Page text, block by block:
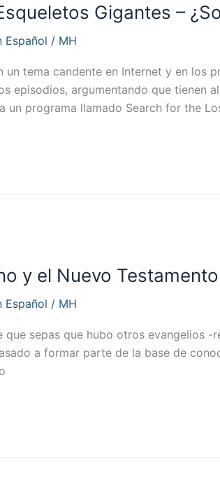
Gigantes –
Español / MH
un tema candente en Internet y en los
episodios, argumentando que tienen
un programa llamado Search for the
y el Nuevo Testamento
Español / MH
que sepas que hubo otros evangelios
a formar parte de la base de